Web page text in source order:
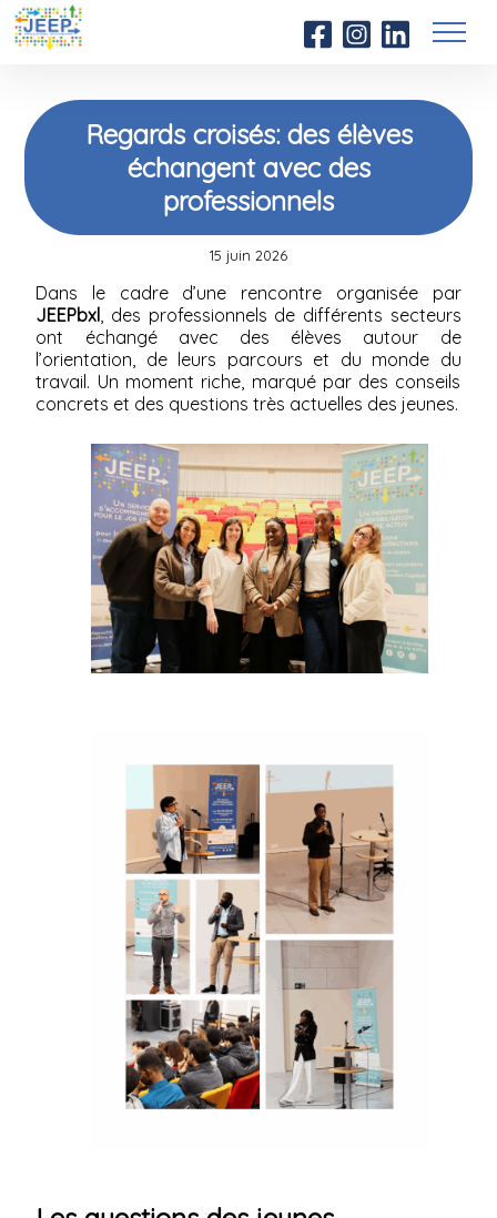
Regards croisés: des élèves
échangent avec des
professionnels
15 juin 2026
Dans le cadre d’une rencontre organisée par
JEEPbxl, des professionnels de différents secteurs
ont échangé avec des élèves autour de
l’orientation, de leurs parcours et du monde du
travail. Un moment riche, marqué par des conseils
concrets et des questions très actuelles des jeunes.